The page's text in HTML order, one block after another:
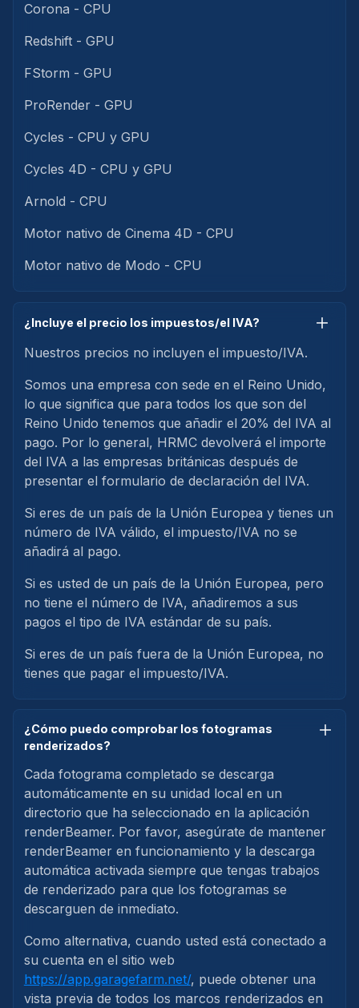
Corona - CPU
Redshift - GPU
FStorm - GPU
ProRender - GPU
Cycles - CPU y GPU
Cycles 4D - CPU y GPU
Arnold - CPU
Motor nativo de Cinema 4D - CPU
Motor nativo de Modo - CPU
¿Incluye el precio los impuestos/el IVA?
Nuestros precios no incluyen el impuesto/IVA.
Somos una empresa con sede en el Reino Unido,
lo que significa que para todos los que son del
Reino Unido tenemos que añadir el 20% del IVA al
pago. Por lo general, HRMC devolverá el importe
del IVA a las empresas británicas después de
presentar el formulario de declaración del IVA.
Si eres de un país de la Unión Europea y tienes un
número de IVA válido, el impuesto/IVA no se
añadirá al pago.
Si es usted de un país de la Unión Europea, pero
no tiene el número de IVA, añadiremos a sus
pagos el tipo de IVA estándar de su país.
Si eres de un país fuera de la Unión Europea, no
tienes que pagar el impuesto/IVA.
¿Cómo puedo comprobar los fotogramas
renderizados?
Cada fotograma completado se descarga
automáticamente en su unidad local en un
directorio que ha seleccionado en la aplicación
renderBeamer. Por favor, asegúrate de mantener
renderBeamer en funcionamiento y la descarga
automática activada siempre que tengas trabajos
de renderizado para que los fotogramas se
descarguen de inmediato.
Como alternativa, cuando usted está conectado a
su cuenta en el sitio web
https://app.garagefarm.net/, puede obtener una
vista previa de todos los marcos renderizados en